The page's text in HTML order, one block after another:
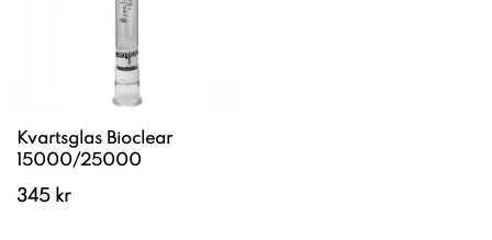
Kvartsglas Bioclear
15000/25000
345 kr